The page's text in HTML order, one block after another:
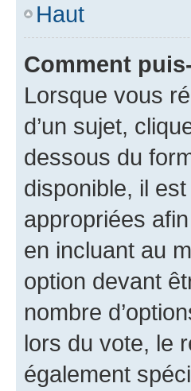
Haut
Comment
Lorsque vous
d’un sujet,
dessous du
disponible, il
appropriées
en incluant au
option devant
nombre
lors du vote, le
également